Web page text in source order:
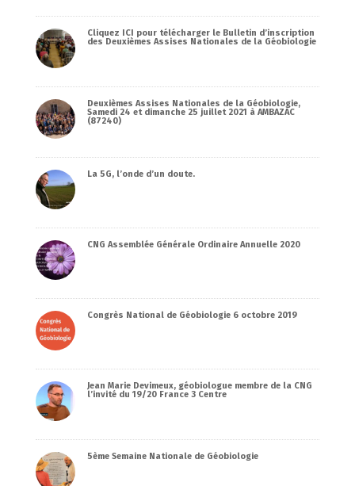
Cliquez ICI pour télécharger le Bulletin d’inscription
des Deuxièmes Assises Nationales de la Géobiologie
Deuxièmes Assises Nationales de la Géobiologie,
Samedi 24 et dimanche 25 juillet 2021 à AMBAZAC
(87240)
La 5G, l’onde d’un doute.
CNG Assemblée Générale Ordinaire Annuelle 2020
Congrès National de Géobiologie 6 octobre 2019
Jean Marie Devimeux, géobiologue membre de la CNG
l’invité du 19/20 France 3 Centre
5ème Semaine Nationale de Géobiologie